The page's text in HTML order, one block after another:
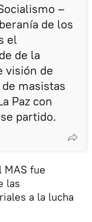
–
de los
el
de la
visión de
masistas
Paz con
partido.
MAS fue
las
a la lucha